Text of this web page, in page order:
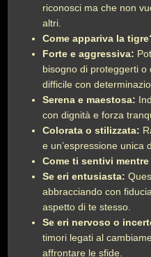
riconosci ma che non
altri.
Come appariva la
Forte e aggressiva:
bisogno di proteggerti o
difficile con
Serena e maestosa:
con dignità e forza
Colorata o stilizzata:
e un’espressione unica
Come ti sentivi
Se eri entusiasta:
abbracciando con
aspetto di te stesso.
Se eri nervoso o
timori legati al
affrontare le sfide.